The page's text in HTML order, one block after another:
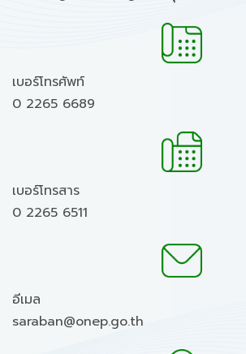
เบอร์โทรศัพท์
0 2265 6689
เบอร์โทรสาร
0 2265 6511
อีเมล
saraban@onep.go.th